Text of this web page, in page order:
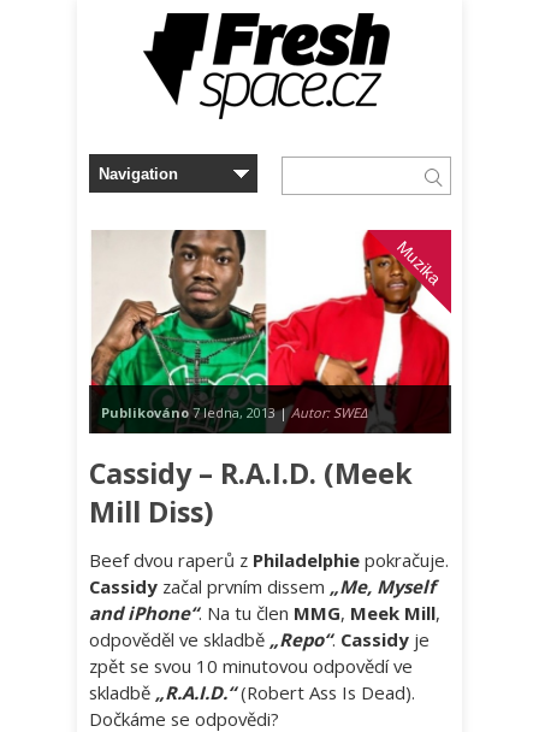
Muzika
Publikováno7 ledna, 2013 |Autor: SWEΔ
Cassidy – R.A.I.D. (Meek
Mill Diss)
Beef dvou raperů z Philadelphie pokračuje.
Cassidy začal prvním dissem „Me, Myself
and iPhone“. Na tu člen MMG, Meek Mill,
odpověděl ve skladbě „Repo“. Cassidy je
zpět se svou 10 minutovou odpovědí ve
skladbě „R.A.I.D.“(Robert Ass Is Dead).
Dočkáme se odpovědi?